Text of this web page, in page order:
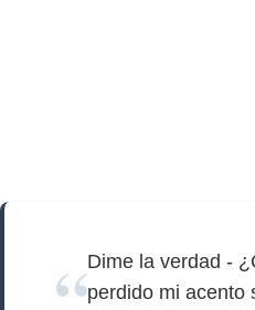
Dime la verdad -
perdido mi acento